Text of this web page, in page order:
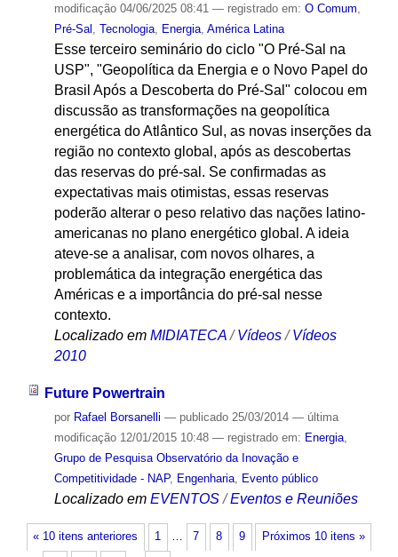
modificação04/06/2025 08:41 — registrado em: O Comum
Pré-Sal Tecnologia, Energia, América Latina
Esse terceiro seminário do ciclo "O Pré-Sal na
USP", "Geopolítica da Energia e o Novo Papel do
Brasil Após a Descoberta do Pré-Sal" colocou em
discussão as transformações na geopolítica
energética do Atlântico Sul, as novas inserções da
região no contexto global, após as descobertas
das reservas do pré-sal. Se confirmadas as
expectativas mais otimistas, essas reservas
poderão alterar o peso relativo das nações latino-
americanas no plano energético global. A ideia
ateve-se a analisar, com novos olhares, a
problemática da integração energética das
Américas e a importância do pré-sal nesse
contexto.
Localizado em MIDIATECA /Vídeos /Vídeos
2010
Future Powertrain
por Rafael Borsanelli — publicado25/03/2014 — última
modificação12/01/2015 10:48 — registrado em: Energia,
Grupo de Pesquisa Observatório da Inovação e
Competitividade - NAP, Engenharia, Evento público
Localizado em EVENTOS /Eventos e Reuniões
« 10 itens anteriores Próximos 10 itens »
1 … 7 8 9